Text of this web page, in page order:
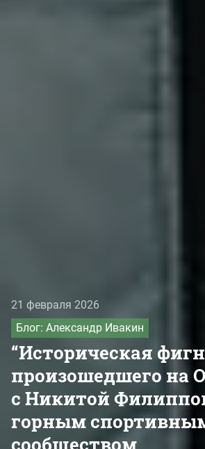
21 февраля 2026
Блог: Александр Ивакин
“Историческая
произошедшего на
с Никитой
горным
сообществом